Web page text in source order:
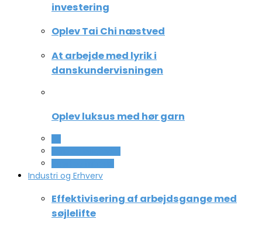
investering
Oplev Tai Chi næstved
At arbejde med lyrik i
danskundervisningen
Oplev luksus med hør garn
Industri og Erhverv
Effektivisering af arbejdsgange med
søjlelifte